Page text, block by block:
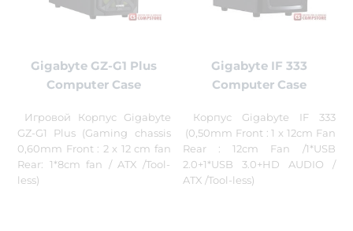
Gigabyte GZ-G1 Plus
Computer Case
Игровой Корпус Gigabyte
GZ-G1 Plus (Gaming chassis
0,60mm Front : 2 x 12 cm fan
Rear: 1*8cm fan / ATX /Tool-
less)
Gigabyte IF 333
Computer Case
Корпус Gigabyte IF 333
(0,50mm Front : 1 x 12cm Fan
Rear : 12cm Fan /1*USB
2.0+1*USB 3.0+HD AUDIO /
ATX /Tool-less)